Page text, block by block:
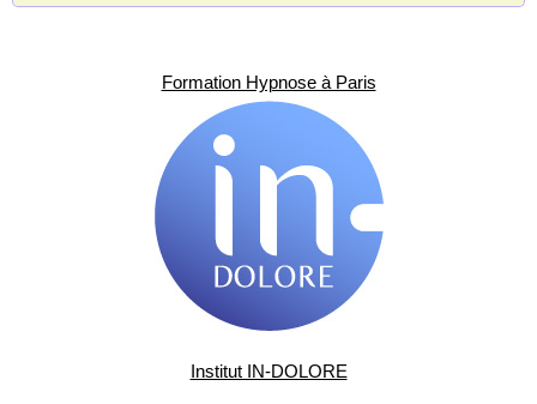
Formation Hypnose à Paris
Institut IN-DOLORE